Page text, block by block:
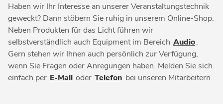
Haben wir Ihr Interesse an unserer Veranstaltungstechnik
geweckt? Dann stöbern Sie ruhig in unserem Online-Shop.
Neben Produkten für das Licht führen wir
selbstverständlich auch Equipment im Bereich Audio.
Gern stehen wir Ihnen auch persönlich zur Verfügung,
wenn Sie Fragen oder Anregungen haben. Melden Sie sich
einfach per E-Mail oder Telefon bei unseren Mitarbeitern.